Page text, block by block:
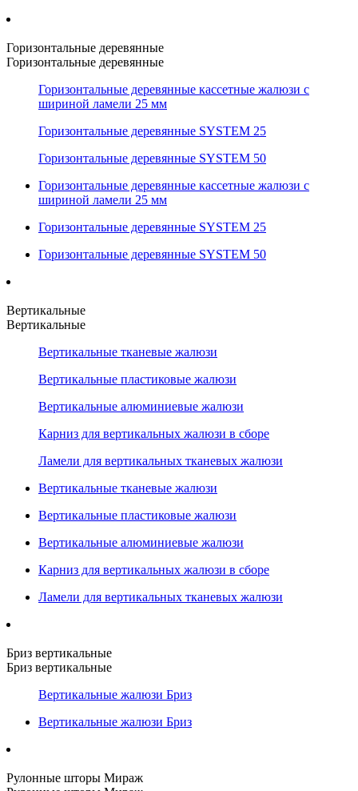
Горизонтальные деревянные
Горизонтальные деревянные
Горизонтальные деревянные кассетные жалюзи с
шириной ламели 25 мм
Горизонтальные деревянные SYSTEM 25
Горизонтальные деревянные SYSTEM 50
Горизонтальные деревянные кассетные жалюзи с
шириной ламели 25 мм
Горизонтальные деревянные SYSTEM 25
Горизонтальные деревянные SYSTEM 50
Вертикальные
Вертикальные
Вертикальные тканевые жалюзи
Вертикальные пластиковые жалюзи
Вертикальные алюминиевые жалюзи
Карниз для вертикальных жалюзи в сборе
Ламели для вертикальных тканевых жалюзи
Вертикальные тканевые жалюзи
Вертикальные пластиковые жалюзи
Вертикальные алюминиевые жалюзи
Карниз для вертикальных жалюзи в сборе
Ламели для вертикальных тканевых жалюзи
Бриз вертикальные
Бриз вертикальные
Вертикальные жалюзи Бриз
Вертикальные жалюзи Бриз
Рулонные шторы Мираж